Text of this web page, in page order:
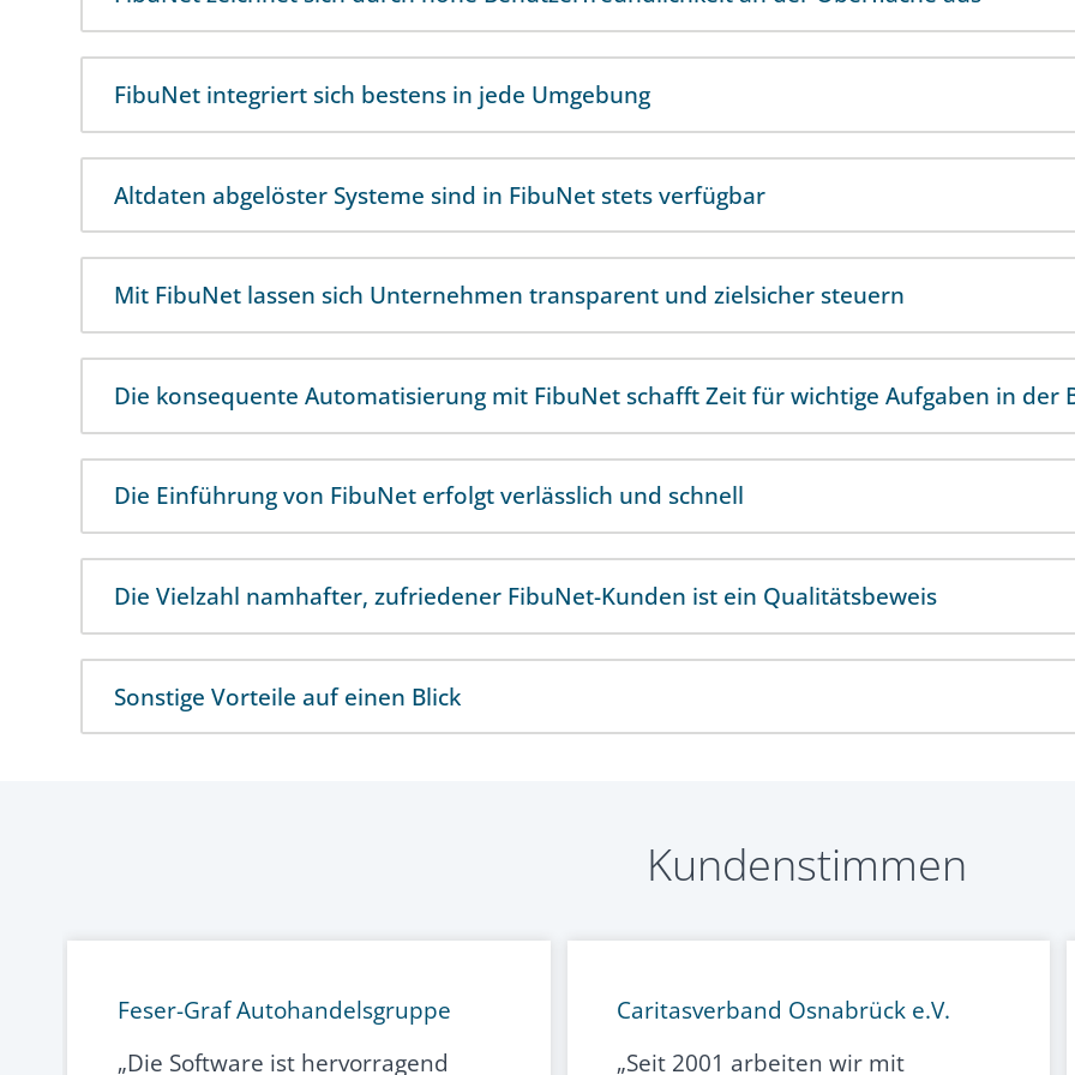
FibuNet integriert sich bestens in jede Umgebung
Altdaten abgelöster Systeme sind in FibuNet stets verfügbar
Mit FibuNet lassen sich Unternehmen transparent und zielsicher steuern
Die konsequente Automatisierung mit FibuNet schafft Zeit für wichtige Aufgaben in der
Die Einführung von FibuNet erfolgt verlässlich und schnell
Die Vielzahl namhafter, zufriedener FibuNet-Kunden ist ein Qualitätsbeweis
Sonstige Vorteile auf einen Blick
Kundenstimmen
Feser-Graf Autohandelsgruppe
„Die Software ist hervorragend
Caritasverband Osnabrück e.V.
„Seit 2001 arbeiten wir mit